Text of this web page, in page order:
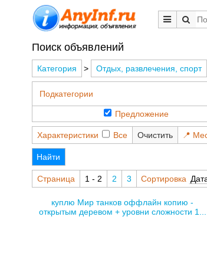
Поиск объявлений
Категория > Отдых, развлечения, спорт
Подкатегории
Предложение
Характеристики Все Очистить
Найти
Страница 1 - 2 2 3 Сортировка
куплю Мир танков оффлайн копию -
открытым деревом + уровни сложности 1...